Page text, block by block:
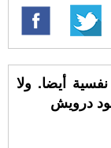
أيضا. ولا
درويش